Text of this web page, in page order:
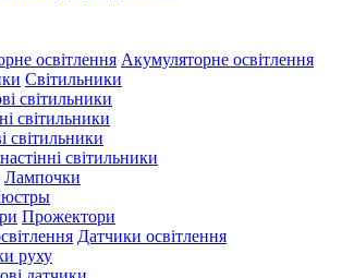
Акумуляторне освітлення
Світильники
світильники
світильники
світильники
світильники
Лампочки
Прожектори
Датчики освітлення
руху